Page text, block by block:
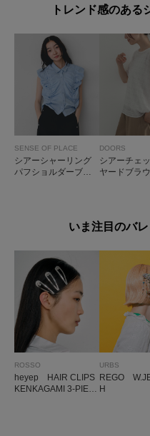
トレンド感のある
SENSE OF PLACE
シアーシャーリング
パフショルダーブラ
DOORS
シアーチェ
ヤードブラ
いま注目のバ
ROSSO
heyep HAIR CLIPS
KENKAGAMI 3-PIEC
URBS
REGO
H